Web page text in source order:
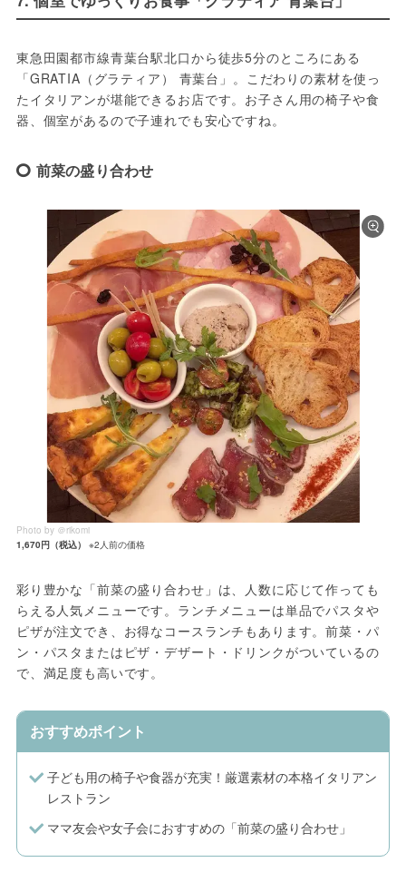
東急田園都市線青葉台駅北口から徒歩5分のところにある
「GRATIA（グラティア） 青葉台」。こだわりの素材を使っ
たイタリアンが堪能できるお店です。お子さん用の椅子や食
器、個室があるので子連れでも安心ですね。
前菜の盛り合わせ
Photo by ＠rikomi
1,670円（税込）
※2人前の価格
彩り豊かな「前菜の盛り合わせ」は、人数に応じて作っても
らえる人気メニューです。ランチメニューは単品でパスタや
ピザが注文でき、お得なコースランチもあります。前菜・パ
ン・パスタまたはピザ・デザート・ドリンクがついているの
で、満足度も高いです。
おすすめポイント
子ども用の椅子や食器が充実！厳選素材の本格イタリアン
レストラン
ママ友会や女子会におすすめの「前菜の盛り合わせ」